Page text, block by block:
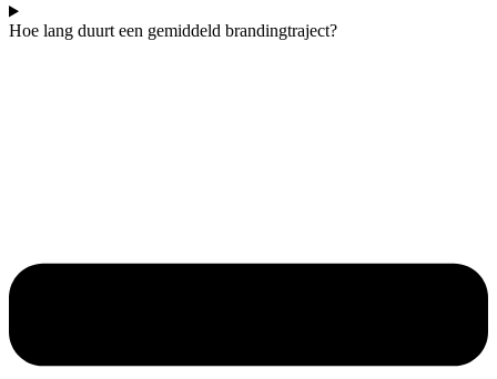
Hoe lang duurt een gemiddeld brandingtraject?